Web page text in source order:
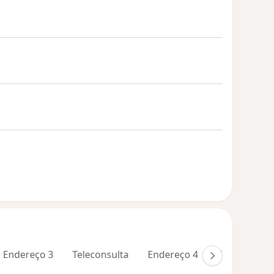
Endereço 3 Teleconsulta Endereço 4 Endereço 5